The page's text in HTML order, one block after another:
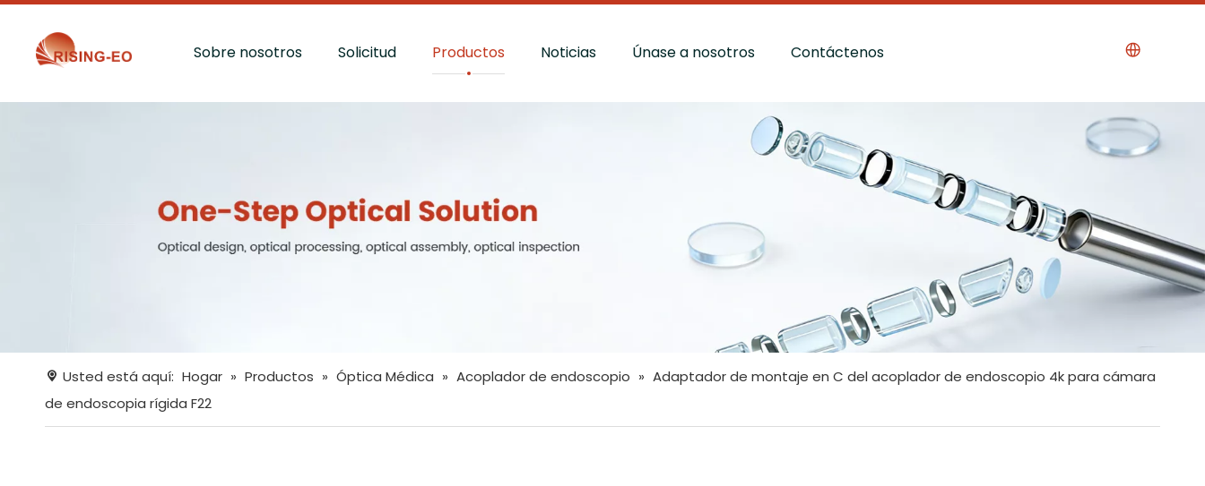
Sobre nosotros Solicitud Productos Noticias Únase a nosotros Contáctenos
Usted está aquí: Hogar » Productos » Óptica Médica » Acoplador de endoscopio » Adaptador de montaje en C del acoplador de endoscopio 4k para cámara
de endoscopia rígida F22